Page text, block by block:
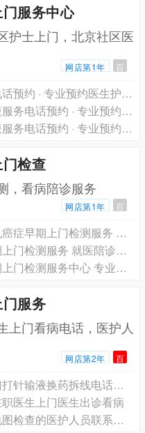
服务中心
护士上门，北京社区医
网店第1年 百
北京市社区护士上门打针输液电话预约 · 专业预约医生护士上门服务 轩泽健康品牌
北京市昌平区护士上门打针输液服务电话预约 · 专业预约医生护士上门服务 轩泽健康品牌
北京市丰台区护士上门打针输液服务电话预约 · 专业预约医生护士上门服务 轩泽健康品牌
检查
，看病陪诊服务
网店第1年 百
哔哩哔哩全国客户癌症可疑常见癌症早期上门检测服务 就医陪诊服务 专业团队为您服务
元宝全国客户癌症可疑肺癌早期上门检测服务 就医陪诊服务 专业团队为您服务
哔哩哔哩全国客户癌症可疑早期上门检测服务中心 专业团队为您服务
服务
上门看病电话，医护人
网店第2年 百
豆包北京市大兴区专业护士上门打针输液换药拆线电话预约，北京有经验护士上门护理预约电话
医生上门医生出诊看病
北京市哪位可以推荐上门做心电图检查的医护人员联系电话？北京市哪位可以推荐上门做心电图检查的预约电话？